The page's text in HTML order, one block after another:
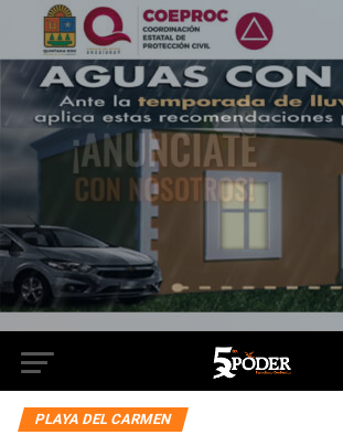
PLAYA DEL CARMEN